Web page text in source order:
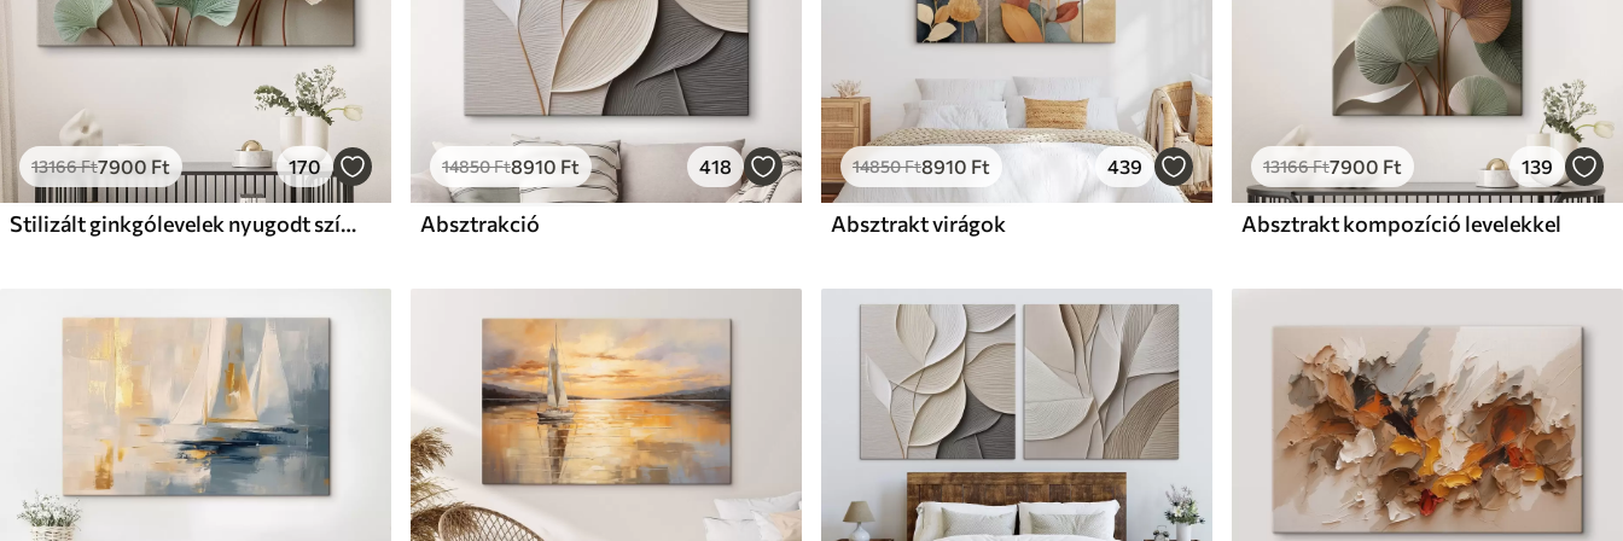
13166Ft7900 Ft 170
Stilizált ginkgólevelek nyugodt színekben
14850Ft8910 Ft 418
Absztrakció
14850Ft8910 Ft 439
Absztrakt virágok
13166Ft7900 Ft 139
Absztrakt kompozíció levelekkel